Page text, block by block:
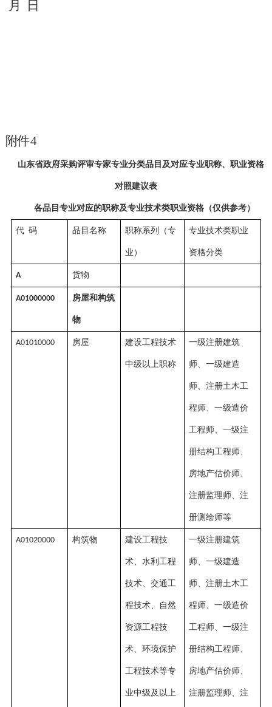
月
日
附件4
山东省政府采购评审专家专业分类品目及对应专业职称、职业资格
对照建议表
各品目专业对应的职称及专业技术类职业资格 （仅供参考）
代 码 品目名称 职称系列（专
业）
专业技术类职业
资格分类
A 货物
A01000000 房屋和构筑
物
A01010000 房屋 建设工程技术
中级以上职称
一级注册建筑
师、一级建造
师、注册土木工
程师、一级造价
工程师、一级注
册结构工程师、
房地产估价师、
注册监理师、注
册测绘师等
A01020000 构筑物 建设工程技
术、水利工程
技术、交通工
程技术、自然
资源工程技
术、环境保护
工程技术等专
业中级及以上
一级注册建筑
师、一级建造
师、注册土木工
程师、一级造价
工程师、一级注
册结构工程师、
房地产估价师、
注册监理师、注